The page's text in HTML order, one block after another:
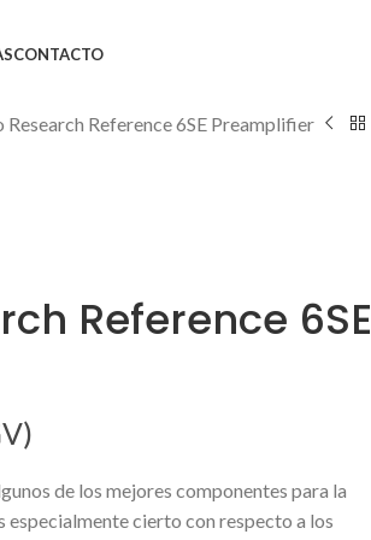
CONTACTO
Research Reference 6SE Preamplifier
Reference 6SE
de los mejores componentes para la
especialmente cierto con respecto a los